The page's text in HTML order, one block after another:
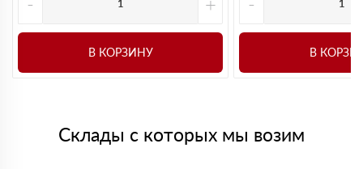
В КОРЗИНУ В
Склады с которых мы возим